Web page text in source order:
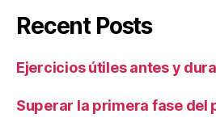
Recent Posts
Ejercicios útiles antes y
Superar la primera fase del